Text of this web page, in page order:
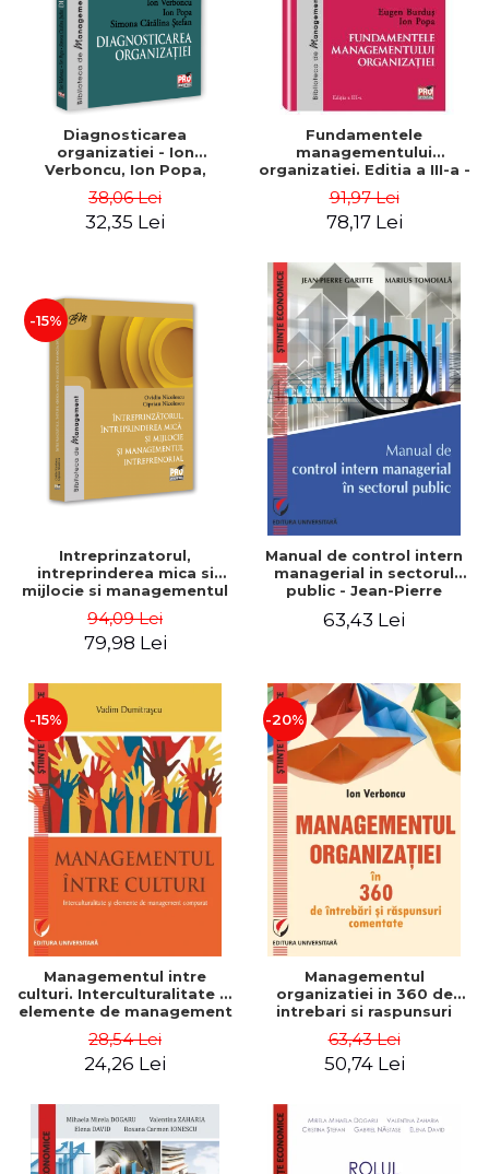
Diagnosticarea
organizatiei - Ion
Verboncu, Ion Popa,
38,06 Lei
32,35 Lei
Fundamentele
managementului
organizatiei. Editia a III-a -
91,97 Lei
78,17 Lei
-15%
Intreprinzatorul,
intreprinderea mica si
mijlocie si managementul
Nicolescu, Ciprian
Nicolescu
94,09 Lei
79,98 Lei
Manual de control intern
managerial in sectorul
public - Jean-Pierre
63,43 Lei
-15%
Managementul intre
culturi. Interculturalitate si
elemente de management
Dumitrascu
28,54 Lei
24,26 Lei
-20%
Managementul
organizatiei in 360 de
intrebari si raspunsuri
63,43 Lei
50,74 Lei